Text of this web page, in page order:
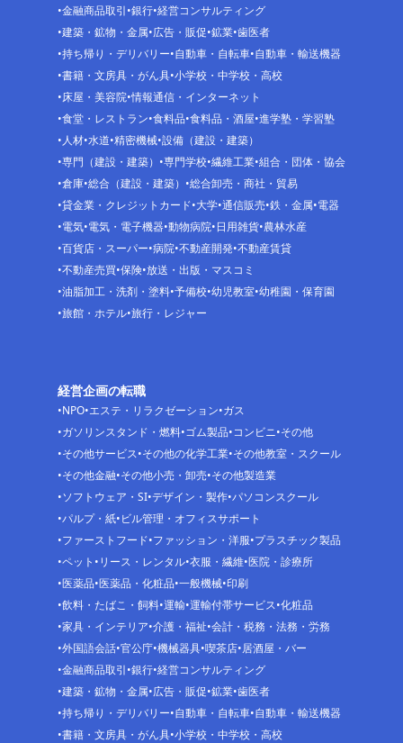
金融商品取引 銀行 経営コンサルティング
建築・鉱物・金属 広告・販促 鉱業 歯医者
持ち帰り・デリバリー 自動車・自転車 自動車・輸送機器
書籍・文房具・がん具 小学校・中学校・高校
床屋・美容院 情報通信・インターネット
食堂・レストラン 食料品 食料品・酒屋 進学塾・学習塾
人材 水道 精密機械 設備（建設・建築）
専門（建設・建築）
専門学校 繊維工業 組合・団体・協会
倉庫 総合（建設・建築）
総合卸売・商社・貿易
貸金業・クレジットカード 大学 通信販売 鉄・金属 電器
電気 電気・電子機器 動物病院 日用雑貨 農林水産
百貨店・スーパー 病院 不動産開発 不動産賃貸
不動産売買 保険 放送・出版・マスコミ
油脂加工・洗剤・塗料 予備校 幼児教室 幼稚園・保育園
旅館・ホテル 旅行・レジャー
経営企画の転職
NPO エステ・リラクゼーション ガス
ガソリンスタンド・燃料 ゴム製品 コンビニ その他
その他サービス その他の化学工業 その他教室・スクール
その他金融 その他小売・卸売 その他製造業
ソフトウェア・SI デザイン・製作 パソコンスクール
パルプ・紙 ビル管理・オフィスサポート
ファーストフード ファッション・洋服 プラスチック製品
ペット リース・レンタル 衣服・繊維 医院・診療所
医薬品 医薬品・化粧品 一般機械 印刷
飲料・たばこ・飼料 運輸 運輸付帯サービス 化粧品
家具・インテリア 介護・福祉 会計・税務・法務・労務
外国語会話 官公庁 機械器具 喫茶店 居酒屋・バー
金融商品取引 銀行 経営コンサルティング
建築・鉱物・金属 広告・販促 鉱業 歯医者
持ち帰り・デリバリー 自動車・自転車 自動車・輸送機器
書籍・文房具・がん具 小学校・中学校・高校